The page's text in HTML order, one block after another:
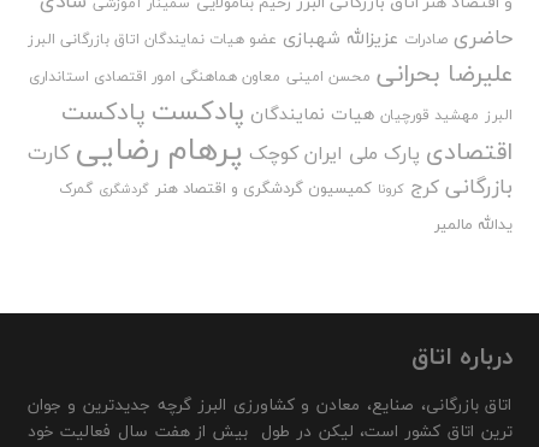
حاضری صادرات عزیزالله شهبازی عضو هیات نمایندگان اتاق بازرگانی البرز
علیرضا بحرانی محسن امینی معاون هماهنگی امور اقتصادی استانداری
البرز مهشید قورچیان هیات نمایندگان پادکست پادکست
اقتصادی پارک ملی ایران کوچک پرهام رضایی کارت
بازرگانی کرج کرونا کمیسیون گردشگری و اقتصاد هنر گردشگری گمرک
یدالله مالمیر
درباره اتاق
اتاق بازرگانی، صنایع، معادن و کشاورزی البرز گرچه جدیدترین و جوان
ترین اتاق کشور است، لیکن در طول بیش از هفت سال فعالیت خود